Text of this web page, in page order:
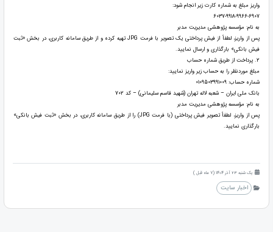
واریز مبلغ به شماره کارت زیر انجام شود:
6037-9918-9966-6907
به نام: مؤسسه پژوهشی مدیریت مدبر
پس از واریز، لطفاً از فیش پرداختی یک تصویر با فرمت JPG تهیه کرده و از طریق سامانه کاربری، در بخش «ثبت
فیش بانکی» بارگذاری و ارسال نمایید.
2. پرداخت از طریق شماره حساب
مبلغ موردنظر را به حساب زیر واریز نمایید:
شماره حساب: 0109503991009
بانک ملی ایران – شعبه لاله تهران (شهید قاسم سلیمانی) – کد 702
به نام: مؤسسه پژوهشی مدیریت مدبر
پس از واریز، لطفاً تصویر فیش پرداختی (با فرمت JPG) را از طریق سامانه کاربری، در بخش «ثبت فیش بانکی»
بارگذاری نمایید.
یک شنبه 23 آذر 1404 (7 ماه قبل )
اخبار سایت